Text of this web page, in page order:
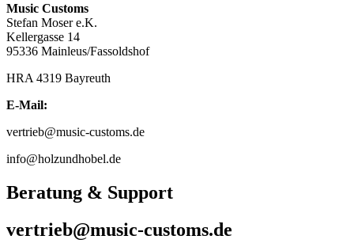
Music Customs
Stefan Moser e.K.
Kellergasse 14
95336 Mainleus/Fassoldshof
HRA 4319 Bayreuth
E-Mail:
vertrieb@music-customs.de
info@holzundhobel.de
Beratung & Support
vertrieb@music-customs.de